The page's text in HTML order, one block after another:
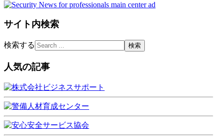
サイト内検索
検索する
人気の記事